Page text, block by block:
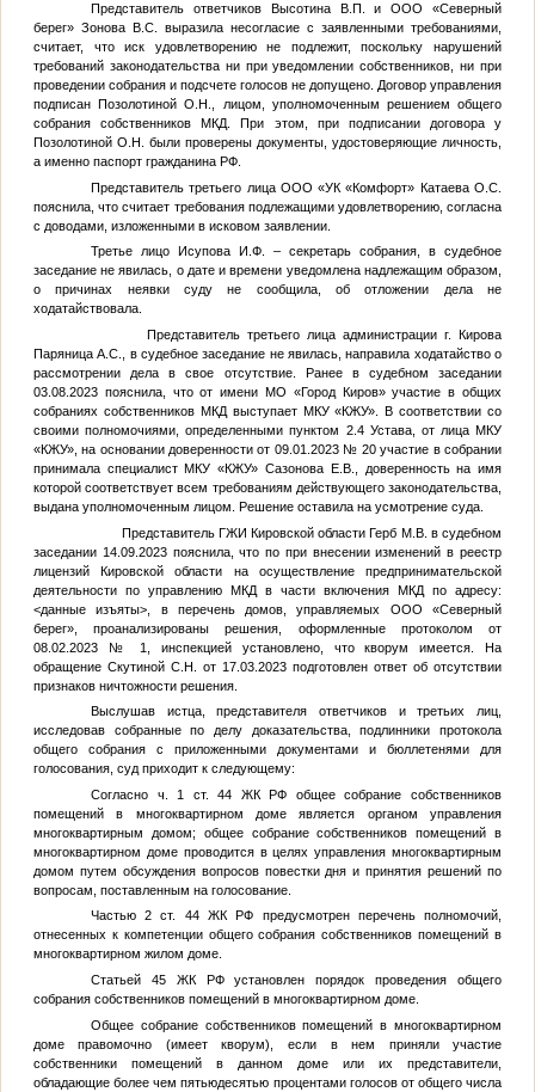
Представитель ответчиков Высотина В.П. и ООО «Северный
берег» Зонова В.С. выразила несогласие с заявленными требованиями,
считает, что иск удовлетворению не подлежит, поскольку нарушений
требований законодательства ни при уведомлении собственников, ни при
проведении собрания и подсчете голосов не допущено. Договор управления
подписан Позолотиной О.Н., лицом, уполномоченным решением общего
собрания собственников МКД. При этом, при подписании договора у
Позолотиной О.Н. были проверены документы, удостоверяющие личность,
а именно паспорт гражданина РФ.
Представитель третьего лица ООО «УК «Комфорт» Катаева О.С.
пояснила, что считает требования подлежащими удовлетворению, согласна
с доводами, изложенными в исковом заявлении.
Третье лицо Исупова И.Ф. – секретарь собрания, в судебное
заседание не явилась, о дате и времени уведомлена надлежащим образом,
о причинах неявки суду не сообщила, об отложении дела не
ходатайствовала.
Представитель третьего лица администрации г. Кирова
Паряница А.С., в судебное заседание не явилась, направила ходатайство о
рассмотрении дела в свое отсутствие. Ранее в судебном заседании
03.08.2023 пояснила, что от имени МО «Город Киров» участие в общих
собраниях собственников МКД выступает МКУ «КЖУ». В соответствии со
своими полномочиями, определенными пунктом 2.4 Устава, от лица МКУ
«КЖУ», на основании доверенности от 09.01.2023 № 20 участие в собрании
принимала специалист МКУ «КЖУ» Сазонова Е.В., доверенность на имя
которой соответствует всем требованиям действующего законодательства,
выдана уполномоченным лицом. Решение оставила на усмотрение суда.
Представитель ГЖИ Кировской области Герб М.В. в судебном
заседании 14.09.2023 пояснила, что по при внесении изменений в реестр
лицензий Кировской области на осуществление предпринимательской
деятельности по управлению МКД в части включения МКД по адресу:
<данные изъяты> , в перечень домов, управляемых ООО «Северный
берег», проанализированы решения, оформленные протоколом от
08.02.2023 № 1, инспекцией установлено, что кворум имеется. На
обращение Скутиной С.Н. от 17.03.2023 подготовлен ответ об отсутствии
признаков ничтожности решения.
Выслушав истца, представителя ответчиков и третьих лиц,
исследовав собранные по делу доказательства, подлинники протокола
общего собрания с приложенными документами и бюллетенями для
голосования, суд приходит к следующему:
Согласно ч. 1 ст. 44 ЖК РФ общее собрание собственников
помещений в многоквартирном доме является органом управления
многоквартирным домом; общее собрание собственников помещений в
многоквартирном доме проводится в целях управления многоквартирным
домом путем обсуждения вопросов повестки дня и принятия решений по
вопросам, поставленным на голосование.
Частью 2 ст. 44 ЖК РФ предусмотрен перечень полномочий,
отнесенных к компетенции общего собрания собственников помещений в
многоквартирном жилом доме.
Статьей 45 ЖК РФ установлен порядок проведения общего
собрания собственников помещений в многоквартирном доме.
Общее собрание собственников помещений в многоквартирном
доме правомочно (имеет кворум), если в нем приняли участие
собственники помещений в данном доме или их представители,
обладающие более чем пятьюдесятью процентами голосов от общего числа